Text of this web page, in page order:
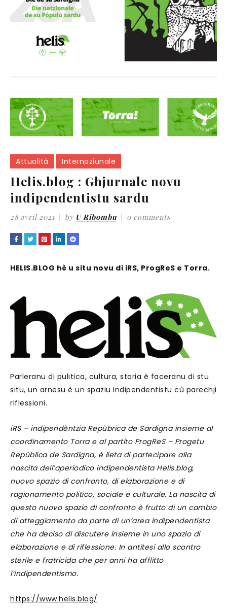
Attualità Internaziunale
Helis.blog : Ghjurnale novu
indipendentistu sardu
28 avril 2021 by U Ribombu 0 comments
HELIS.BLOG hè u situ novu di iRS, ProgReS e Torra.
Parleranu di pulitica, cultura, storia è faceranu di stu
situ, un arnesu è un spaziu indipendentistu cù parechji
riflessioni.
iRS – indipendèntzia Repùbrica de Sardigna insieme al
coordinamento Torra e al partito ProgReS – Progetu
Repùblica de Sardigna, è lieta di partecipare alla
nascita dell’aperiodico indipendentista Helis.blog,
nuovo spazio di confronto, di elaborazione e di
ragionamento politico, sociale e culturale. La nascita di
questo nuovo spazio di confronto è frutto di un cambio
di atteggiamento da parte di un’area indipendentista
che ha deciso di discutere insieme in uno spazio di
elaborazione e di riflessione. In antitesi allo scontro
sterile e fratricida che per anni ha afflitto
l’indipendentismo.
https://www.helis.blog/